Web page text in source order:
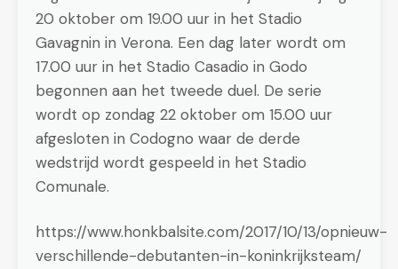
20 oktober om 19.00 uur in het Stadio
Gavagnin in Verona. Een dag later wordt om
17.00 uur in het Stadio Casadio in Godo
begonnen aan het tweede duel. De serie
wordt op zondag 22 oktober om 15.00 uur
afgesloten in Codogno waar de derde
wedstrijd wordt gespeeld in het Stadio
Comunale.
https://www.honkbalsite.com/2017/10/13/opnieuw-
verschillende-debutanten-in-koninkrijksteam/